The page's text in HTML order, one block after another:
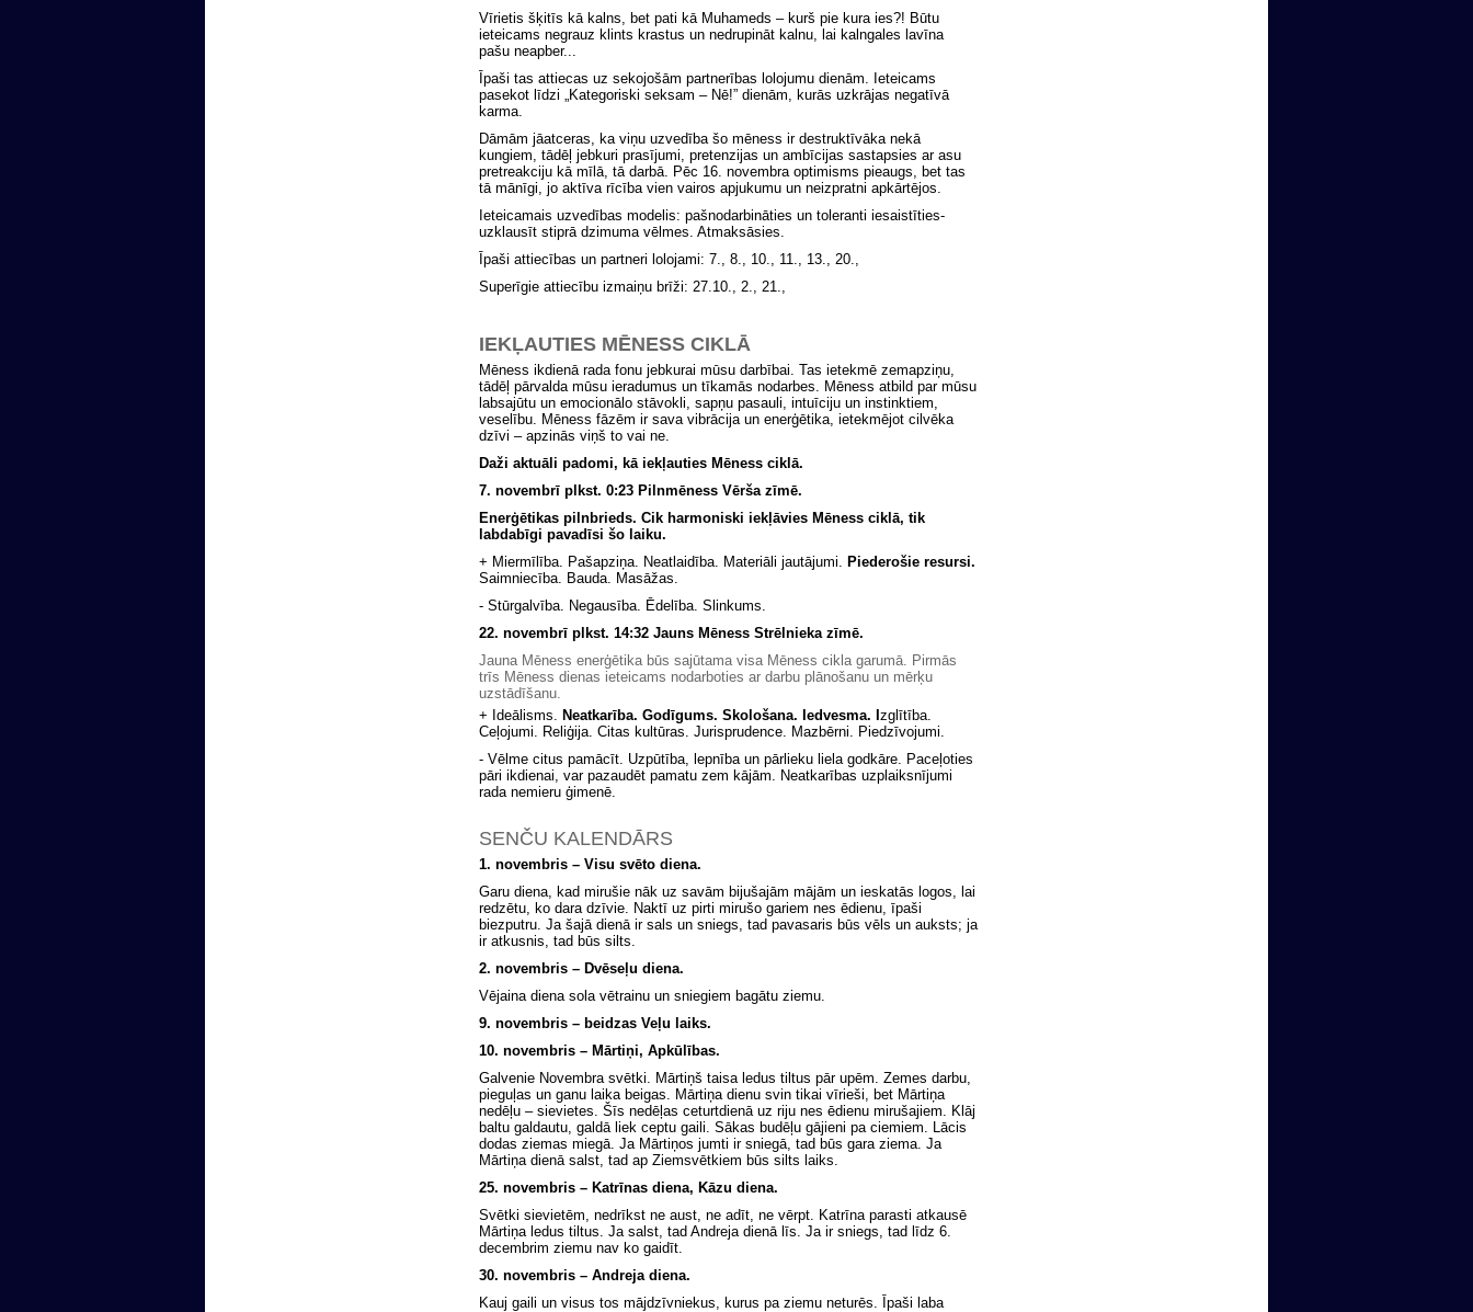
Vīrietis šķitīs kā kalns, bet pati kā Muhameds – kurš pie kura ies?! Būtu
ieteicams negrauz klints krastus un nedrupināt kalnu, lai kalngales lavīna
pašu neapber...
Īpaši tas attiecas uz sekojošām partnerības lolojumu dienām. Ieteicams
pasekot līdzi „Kategoriski seksam – Nē!” dienām, kurās uzkrājas negatīvā
karma.
Dāmām jāatceras, ka viņu uzvedība šo mēness ir destruktīvāka nekā
kungiem, tādēļ jebkuri prasījumi, pretenzijas un ambīcijas sastapsies ar asu
pretreakciju kā mīlā, tā darbā. Pēc 16. novembra optimisms pieaugs, bet tas
tā mānīgi, jo aktīva rīcība vien vairos apjukumu un neizpratni apkārtējos.
Ieteicamais uzvedības modelis: pašnodarbināties un toleranti iesaistīties-
uzklausīt stiprā dzimuma vēlmes. Atmaksāsies.
Īpaši attiecības un partneri lolojami: 7., 8., 10., 11., 13., 20.,
Superīgie attiecību izmaiņu brīži: 27.10., 2., 21.,
IEKĻAUTIES MĒNESS CIKLĀ
Mēness ikdienā rada fonu jebkurai mūsu darbībai. Tas ietekmē zemapziņu,
tādēļ pārvalda mūsu ieradumus un tīkamās nodarbes. Mēness atbild par mūsu
labsajūtu un emocionālo stāvokli, sapņu pasauli, intuīciju un instinktiem,
veselību. Mēness fāzēm ir sava vibrācija un enerģētika, ietekmējot cilvēka
dzīvi – apzinās viņš to vai ne.
Daži aktuāli padomi, kā iekļauties Mēness ciklā.
7. novembrī plkst. 0:23 Pilnmēness Vērša zīmē.
Enerģētikas pilnbrieds. Cik harmoniski iekļāvies Mēness ciklā, tik
labdabīgi pavadīsi šo laiku.
+ Miermīlība. Pašapziņa. Neatlaidība. Materiāli jautājumi. Piederošie resursi.
Saimniecība. Bauda. Masāžas.
- Stūrgalvība. Negausība. Ēdelība. Slinkums.
22. novembrī plkst. 14:32 Jauns Mēness Strēlnieka zīmē.
Jauna Mēness enerģētika būs sajūtama visa Mēness cikla garumā. Pirmās
trīs Mēness dienas ieteicams nodarboties ar darbu plānošanu un mērķu
uzstādīšanu.
+ Ideālisms. Neatkarība. Godīgums. Skološana. Iedvesma. zglītība.
Ceļojumi. Reliģija. Citas kultūras. Jurisprudence. Mazbērni. Piedzīvojumi.
- Vēlme citus pamācīt. Uzpūtība, lepnība un pārlieku liela godkāre. Paceļoties
pāri ikdienai, var pazaudēt pamatu zem kājām. Neatkarības uzplaiksnījumi
rada nemieru ģimenē.
SENČU KALENDĀRS
1. novembris – Visu svēto diena.
Garu diena, kad mirušie nāk uz savām bijušajām mājām un ieskatās logos, lai
redzētu, ko dara dzīvie. Naktī uz pirti mirušo gariem nes ēdienu, īpaši
biezputru. Ja šajā dienā ir sals un sniegs, tad pavasaris būs vēls un auksts; ja
ir atkusnis, tad būs silts.
2. novembris – Dvēseļu diena.
Vējaina diena sola vētrainu un sniegiem bagātu ziemu.
9. novembris – beidzas Veļu laiks.
10. novembris – Mārtiņi, Apkūlības.
Galvenie Novembra svētki. Mārtiņš taisa ledus tiltus pār upēm. Zemes darbu,
pieguļas un ganu laika beigas. Mārtiņa dienu svin tikai vīrieši, bet Mārtiņa
nedēļu – sievietes. Šīs nedēļas ceturtdienā uz riju nes ēdienu mirušajiem. Klāj
baltu galdautu, galdā liek ceptu gaili. Sākas budēļu gājieni pa ciemiem. Lācis
dodas ziemas miegā. Ja Mārtiņos jumti ir sniegā, tad būs gara ziema. Ja
Mārtiņa dienā salst, tad ap Ziemsvētkiem būs silts laiks.
25. novembris – Katrīnas diena, Kāzu diena.
Svētki sievietēm, nedrīkst ne aust, ne adīt, ne vērpt. Katrīna parasti atkausē
Mārtiņa ledus tiltus. Ja salst, tad Andreja dienā līs. Ja ir sniegs, tad līdz 6.
decembrim ziemu nav ko gaidīt.
30. novembris – Andreja diena.
Kauj gaili un visus tos mājdzīvniekus, kurus pa ziemu neturēs. Īpaši laba